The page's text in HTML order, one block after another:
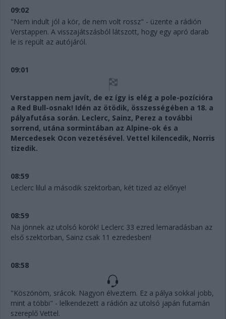
09:02
"Nem indult jól a kör, de nem volt rossz" - üzente a rádión
Verstappen. A visszajátszásból látszott, hogy egy apró darab
le is repült az autójáról.
09:01
Verstappen nem javít, de ez így is elég a pole-pozícióra
a Red Bull-osnak! Idén az ötödik, összességében a 18. a
pályafutása során. Leclerc, Sainz, Perez a további
sorrend, utána sormintában az Alpine-ok és a
Mercedesek Ocon vezetésével. Vettel kilencedik, Norris
tizedik.
08:59
Leclerc lilul a második szektorban, két tized az előnye!
08:59
Na jönnek az utolsó körök! Leclerc 33 ezred lemaradásban az
első szektorban, Sainz csak 11 ezredesben!
08:58
"Köszönöm, srácok. Nagyon élveztem. Ez a pálya sokkal jobb,
mint a többi" - lelkendezett a rádión az utolsó japán futamán
szereplő Vettel.